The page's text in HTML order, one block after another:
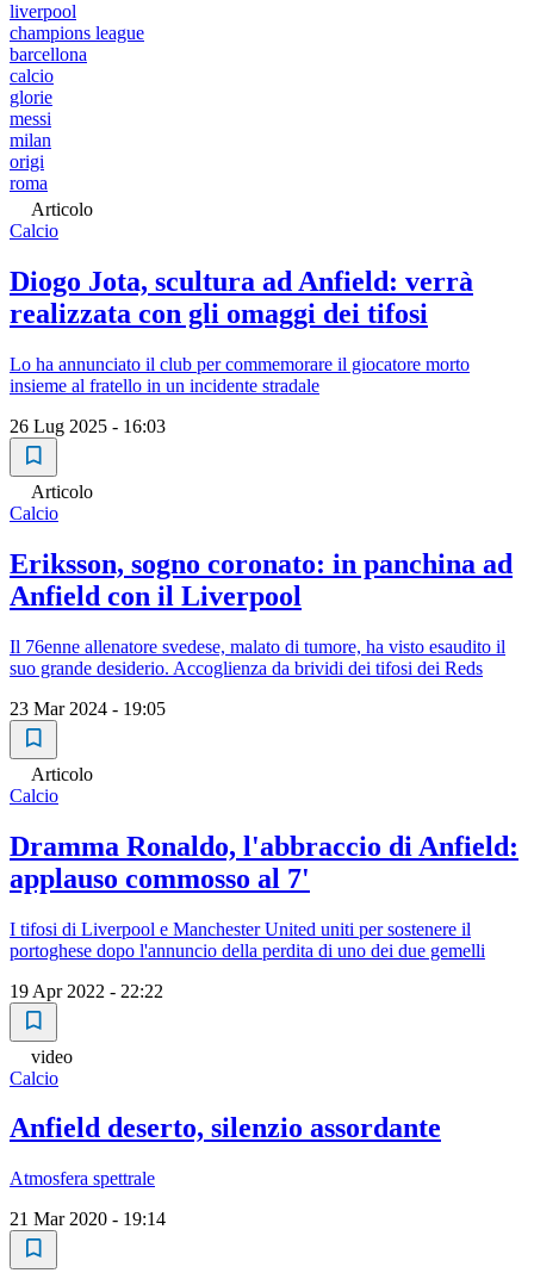
liverpool
champions league
barcellona
calcio
glorie
messi
milan
origi
roma
Articolo
Calcio
Diogo Jota, scultura ad Anfield: verrà
realizzata con gli omaggi dei tifosi
Lo ha annunciato il club per commemorare il giocatore morto
insieme al fratello in un incidente stradale
26 Lug 2025 - 16:03
Articolo
Calcio
Eriksson, sogno coronato: in panchina ad
Anfield con il Liverpool
Il 76enne allenatore svedese, malato di tumore, ha visto esaudito il
suo grande desiderio. Accoglienza da brividi dei tifosi dei Reds
23 Mar 2024 - 19:05
Articolo
Calcio
Dramma Ronaldo, l'abbraccio di Anfield:
applauso commosso al 7'
I tifosi di Liverpool e Manchester United uniti per sostenere il
portoghese dopo l'annuncio della perdita di uno dei due gemelli
19 Apr 2022 - 22:22
video
Calcio
Anfield deserto, silenzio assordante
Atmosfera spettrale
21 Mar 2020 - 19:14